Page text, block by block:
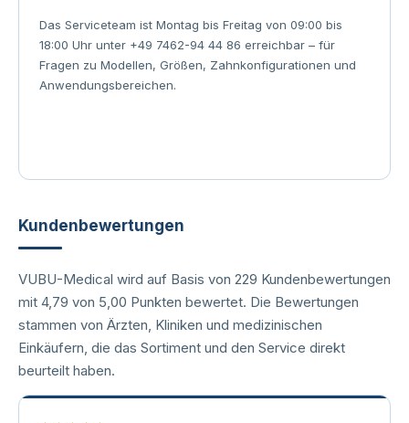
Das Serviceteam ist Montag bis Freitag von 09:00 bis
18:00 Uhr unter +49 7462-94 44 86 erreichbar – für
Fragen zu Modellen, Größen, Zahnkonfigurationen und
Anwendungsbereichen.
Kundenbewertungen
VUBU-Medical wird auf Basis von 229 Kundenbewertungen
mit 4,79 von 5,00 Punkten bewertet. Die Bewertungen
stammen von Ärzten, Kliniken und medizinischen
Einkäufern, die das Sortiment und den Service direkt
beurteilt haben.